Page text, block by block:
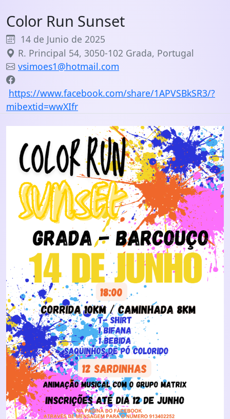
Color Run Sunset
14 de Junio de 2025
R. Principal 54, 3050-102 Grada, Portugal
vsimoes1@hotmail.com
https://www.facebook.com/share/1APVSBkSR3/?
mibextid=wwXIfr